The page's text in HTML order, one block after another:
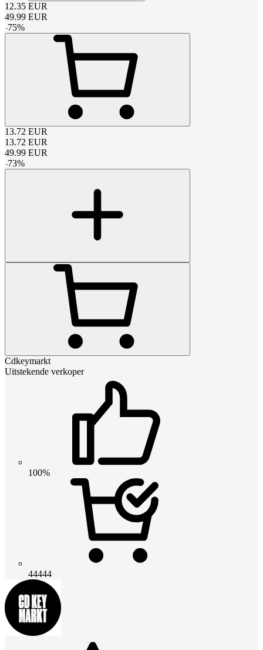
12.35 EUR
49.99 EUR
-75%
13.72 EUR
13.72 EUR
49.99 EUR
-73%
Cdkeymarkt
Uitstekende verkoper
100%
44444